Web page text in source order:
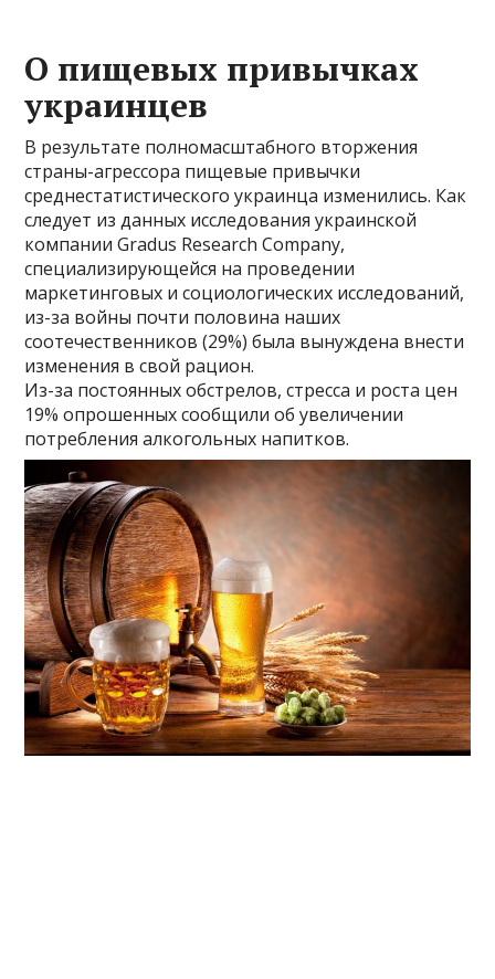
О пищевых привычках
украинцев
В результате полномасштабного вторжения
страны-агрессора пищевые привычки
среднестатистического украинца изменились. Как
следует из данных исследования украинской
компании Gradus Research Company,
специализирующейся на проведении
маркетинговых и социологических исследований,
из-за войны почти половина наших
соотечественников (29%) была вынуждена внести
изменения в свой рацион.
Из-за постоянных обстрелов, стресса и роста цен
19% опрошенных сообщили об увеличении
потребления алкогольных напитков.